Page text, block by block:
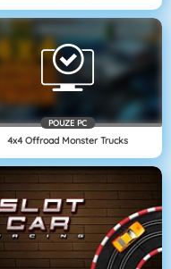
POUZE PC
4x4 Offroad Monster Trucks